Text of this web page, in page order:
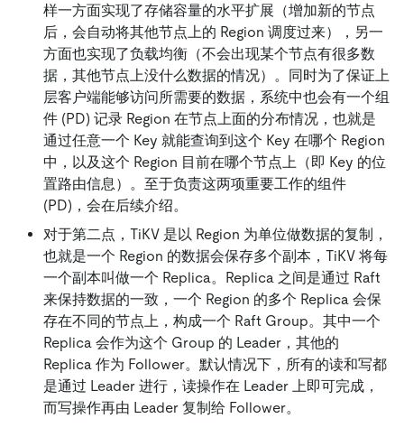
样一方面实现了存储容量的水平扩展（增加新的节点
后，会自动将其他节点上的 Region 调度过来），另一
方面也实现了负载均衡（不会出现某个节点有很多数
据，其他节点上没什么数据的情况）。同时为了保证上
层客户端能够访问所需要的数据，系统中也会有一个组
件 (PD) 记录 Region 在节点上面的分布情况，也就是
通过任意一个 Key 就能查询到这个 Key 在哪个 Region
中，以及这个 Region 目前在哪个节点上（即 Key 的位
置路由信息）。至于负责这两项重要工作的组件
(PD)，会在后续介绍。
对于第二点，TiKV 是以 Region 为单位做数据的复制，
也就是一个 Region 的数据会保存多个副本，TiKV 将每
一个副本叫做一个 Replica。Replica 之间是通过 Raft
来保持数据的一致，一个 Region 的多个 Replica 会保
存在不同的节点上，构成一个 Raft Group。其中一个
Replica 会作为这个 Group 的 Leader，其他的
Replica 作为 Follower。默认情况下，所有的读和写都
是通过 Leader 进行，读操作在 Leader 上即可完成，
而写操作再由 Leader 复制给 Follower。